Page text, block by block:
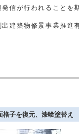
信が行われることを
出建築物修景事業推
子を復元、漆喰塗替え